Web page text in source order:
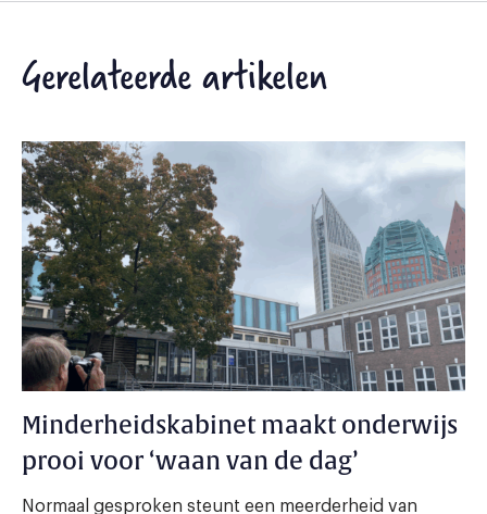
Gerelateerde artikelen
Minderheidskabinet maakt onderwijs
prooi voor ‘waan van de dag’
Normaal gesproken steunt een meerderheid van